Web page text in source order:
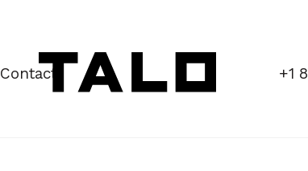
Contact +1